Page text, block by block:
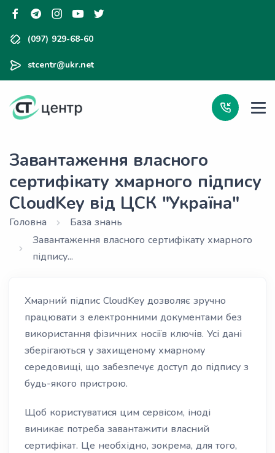
(097) 929-68-60
stcentr@ukr.net
Завантаження власного
сертифікату хмарного підпису
CloudKey від ЦСК "Україна"
Головна
База знань
Завантаження власного сертифікату хмарного
підпису...
Хмарний підпис CloudKey дозволяє зручно
працювати з електронними документами без
використання фізичних носіїв ключів. Усі дані
зберігаються у захищеному хмарному
середовищі, що забезпечує доступ до підпису з
будь-якого пристрою.
Щоб користуватися цим сервісом, іноді
виникає потреба завантажити власний
сертифікат. Це необхідно, зокрема, для того,